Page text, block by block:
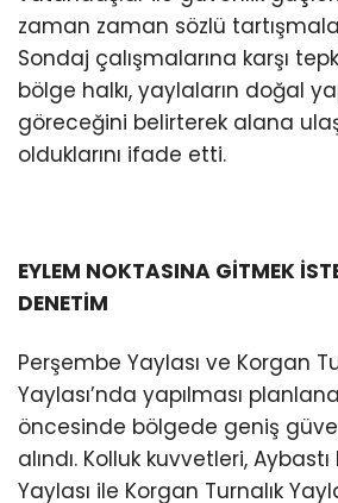
zaman zaman sözlü
Sondaj çalışmalarına karşı
bölge halkı, yaylaların doğal
göreceğini belirterek alana
olduklarını ifade etti.
EYLEM NOKTASINA GİTMEK
DENETİM
Perşembe Yaylası ve Korgan
Yaylası’nda yapılması
öncesinde bölgede geniş
alındı. Kolluk kuvvetleri,
Yaylası ile Korgan Turnalık